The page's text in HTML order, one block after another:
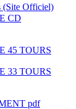
(Site Officiel)
CD
45 TOURS
33 TOURS
pdf